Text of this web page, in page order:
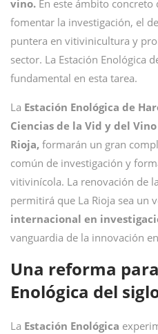
vino. En este ámbito concreto
fomentar la investigación, el
puntera en vitivinicultura y
sector. La Estación Enológica
fundamental en esta tarea.
La Estación Enológica de
Ciencias de la Vid y del Vino
Rioja, formarán un gran
común de investigación y
vitivinícola. La renovación de
permitirá que La Rioja sea un
internacional en
vanguardia de la innovación
Una reforma
Enológica del
La Estación Enológica